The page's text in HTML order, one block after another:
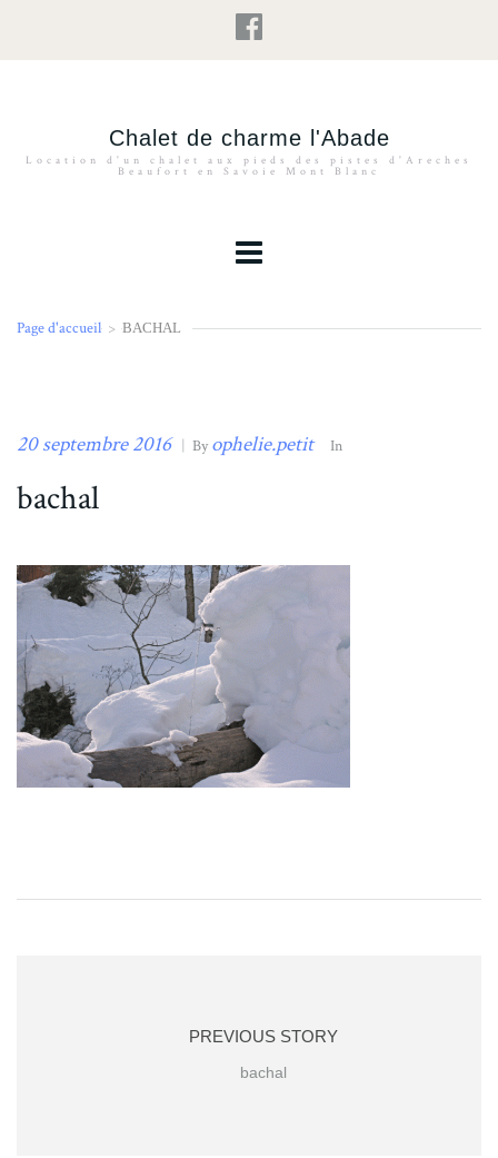
Chalet de charme l'Abade
Location d'un chalet aux pieds des pistes d'Areches
Beaufort en Savoie Mont Blanc
Page d'accueil > BACHAL
20 septembre 2016 | By ophelie.petit In
bachal
PREVIOUS STORY
bachal